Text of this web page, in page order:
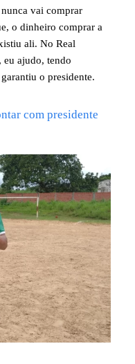
vai comprar
o dinheiro comprar a
ali. No Real
eu ajudo, tendo
o presidente.
com presidente